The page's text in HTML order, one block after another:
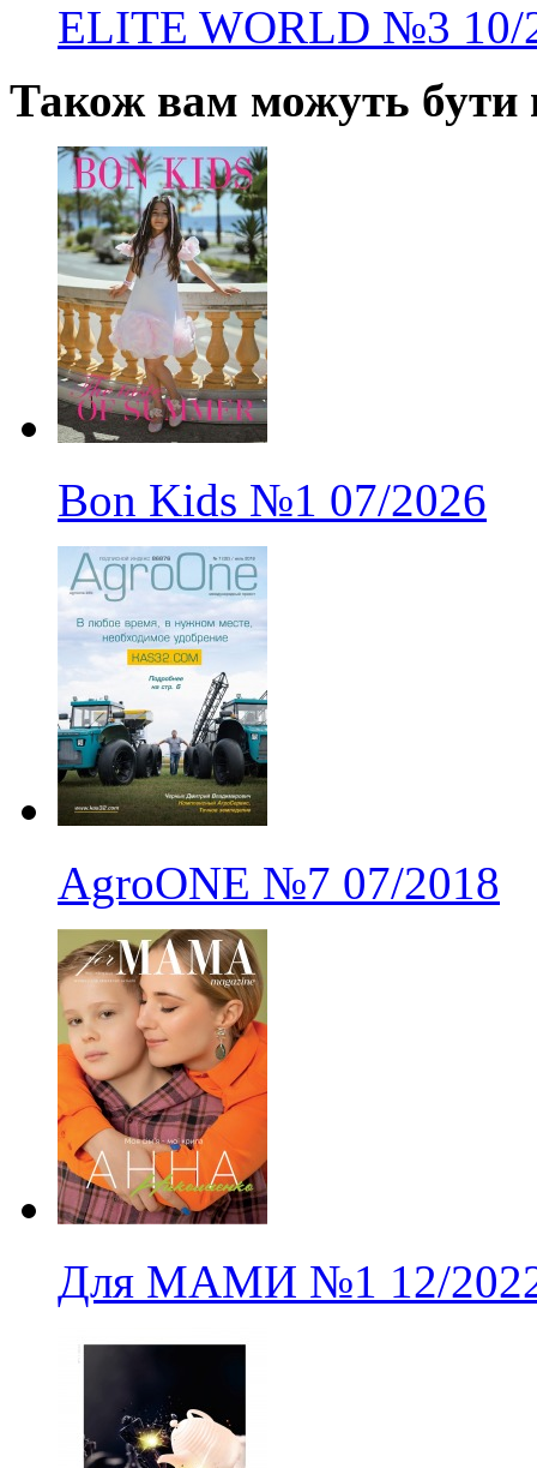
ELITE WORLD №3 10/
Також вам можуть бути
Bon Kids №1 07/2026
AgroONE №7 07/2018
Для МАМИ №1 12/